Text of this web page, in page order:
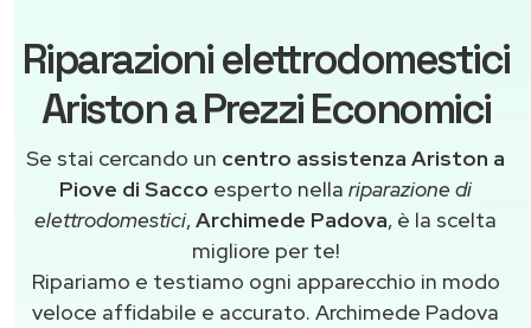
Riparazioni elettrodomestici
Ariston a Prezzi Economici
Se stai cercando un centro assistenza Ariston a
Piove di Sacco esperto nella riparazione di
elettrodomestici,Archimede Padova, è la scelta
migliore per te!
Ripariamo e testiamo ogni apparecchio in modo
veloce affidabile e accurato. Archimede Padova